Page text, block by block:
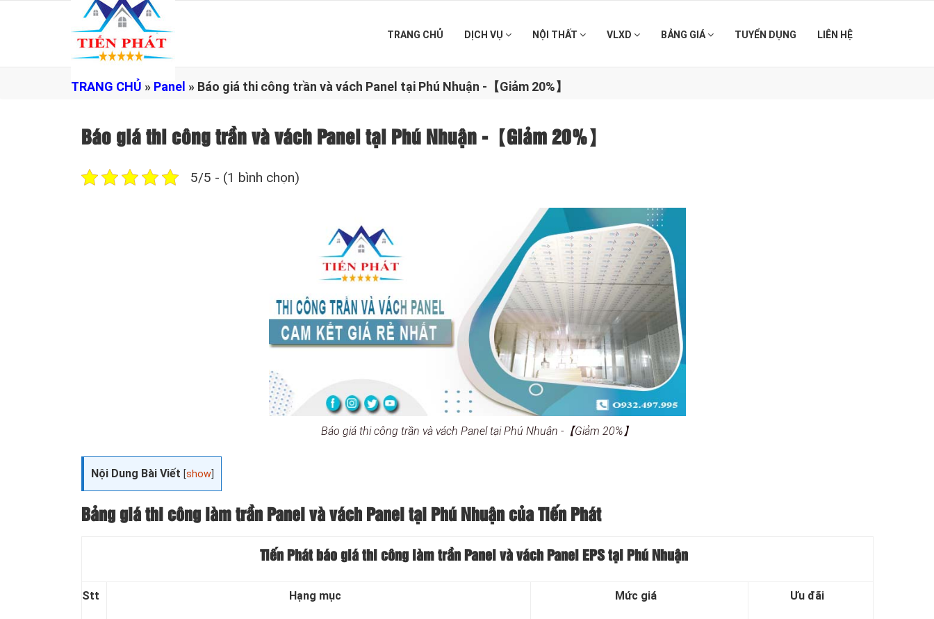
TRANG CHỦ DỊCH VỤ NỘI THẤT VLXD BẢNG GIÁ TUYỂN DỤNG LIÊN HỆ
TRANG CHỦ » Panel » Báo giá thi công trần và vách Panel tại Phú Nhuận -【Giảm 20%】
Báo giá thi công trần và vách Panel tại Phú Nhuận -【Giảm 20%】
5/5 - (1 bình chọn)
Báo giá thi công trần và vách Panel tại Phú Nhuận -【Giảm 20%】
Nội Dung Bài Viết [show
Bảng giá thi công làm trần Panel và vách Panel tại Phú Nhuận của Tiến Phát
Tiến Phát báo giá thi công làm trần Panel và vách Panel EPS tại Phú Nhuận
Stt Hạng mục Mức giá Ưu đãi